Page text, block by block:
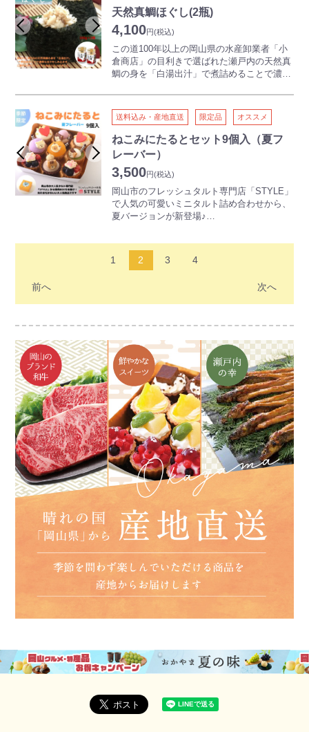
【ご注意】
本商品は離島・沖縄県・北海道にはお届けで
きません
本商品には熨斗をつけることができません
天然真鯛ほぐし(2瓶)
4,100円(税込)
この道100年以上の岡山県の水産卸業者「小
倉商店」の目利きで選ばれた瀬戸内の天然真
鯛の身を「白湯出汁」で煮詰めることで濃厚
な逸品に仕上げました。
そのままご飯に乗せても、お茶漬けにして
も、上品な鯛の旨味を凝縮した味わいをお楽
しみいただけます。
送料込み・産地直送 限定品 オススメ
ねこみにたるとセット9個入（夏フ
レーバー）
3,500円(税込)
岡山市のフレッシュタルト専門店「STYLE」
で人気の可愛いミニタルト詰め合わせから、
夏バージョンが新登場♪
ミックスベリーとレモンレアチーズは夏バー
ジョン限定☆彡
可愛い5匹のネコをあしらったミニタルトセ
小さいながらも特徴のあるミニタルトをぜひ
サクっと軽いタルト生地が特徴です。オリジ
ナル製法のコーティングを行うことでサクサ
ク食感を保っています。
また、クリームは蒜山ジャージー牛乳を使用
したコクのあるホワイトカスタードクリーム
に低脂肪の生クリームを合わせることで、食
材の味を引き立てるオリジナルクリームとな
っています。
※冷凍状態で発送致します。
冷蔵庫で自然解凍後、当日中にお召し上が
りください。
1 2 3 4
前へ 次へ